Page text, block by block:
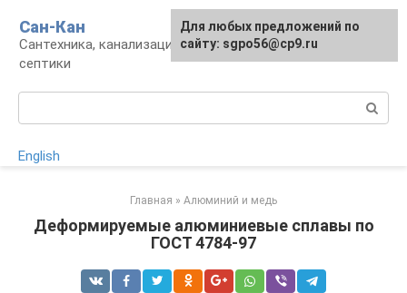
контенту
Сан-Кан
Сантехника, канализация, водопровод,
септики
English
Главная » Алюминий и медь
Деформируемые алюминиевые сплавы по
ГОСТ 4784-97
Для любых предложений по
сайту: sgpo56@cp9.ru